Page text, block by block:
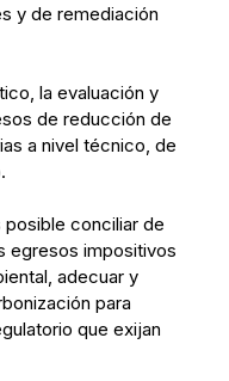
y de remediación
la evaluación y
de reducción de
a nivel técnico, de
conciliar de
egresos impositivos
adecuar y
para
que exijan